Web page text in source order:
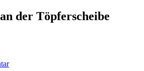
der Töpferscheibe